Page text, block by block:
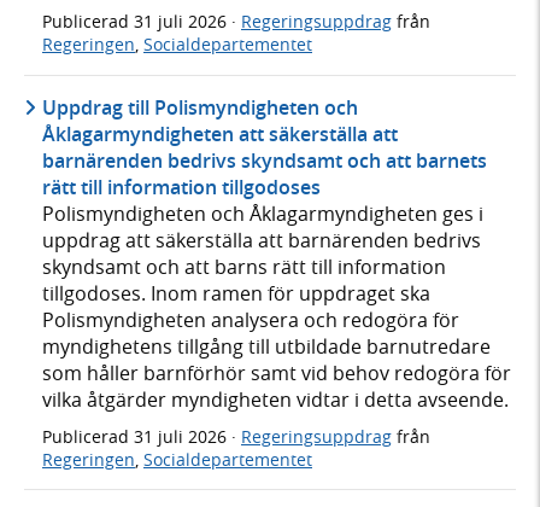
Publicerad 31 juli 2026 · Regeringsuppdrag från
Regeringen, Socialdepartementet
Uppdrag till Polismyndigheten och
Åklagarmyndigheten att säkerställa att
barnärenden bedrivs skyndsamt och att barnets
rätt till information tillgodoses
Polismyndigheten och Åklagarmyndigheten ges i
uppdrag att säkerställa att barnärenden bedrivs
skyndsamt och att barns rätt till information
tillgodoses. Inom ramen för uppdraget ska
Polismyndigheten analysera och redogöra för
myndighetens tillgång till utbildade barnutredare
som håller barnförhör samt vid behov redogöra för
vilka åtgärder myndigheten vidtar i detta avseende.
Publicerad 31 juli 2026 · Regeringsuppdrag från
Regeringen, Socialdepartementet